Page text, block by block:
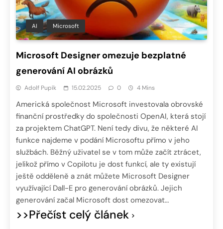
AI Microsoft
Microsoft Designer omezuje bezplatné
generování AI obrázků
Adolf Pupík 15.02.2025 0 4 Mins
Americká společnost Microsoft investovala obrovské
finanční prostředky do společnosti OpenAI, která stojí
za projektem ChatGPT. Není tedy divu, že některé AI
funkce najdeme v podání Microsoftu přímo v jeho
službách. Běžný uživatel se v tom může začít ztrácet,
jelikož přímo v Copilotu je dost funkcí, ale ty existují
ještě odděleně a znát můžete Microsoft Designer
využívající Dall-E pro generování obrázků. Jejich
generování začal Microsoft dost omezovat…
>>Přečíst celý článek